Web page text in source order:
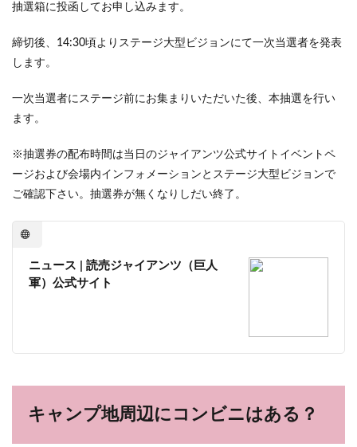
抽選箱に投函してお申し込みます。
締切後、14:30頃よりステージ大型ビジョンにて一次当選者を発表
します。
一次当選者にステージ前にお集まりいただいた後、本抽選を行い
ます。
※抽選券の配布時間は当日のジャイアンツ公式サイトイベントペ
ージおよび会場内インフォメーションとステージ大型ビジョンで
ご確認下さい。抽選券が無くなりしだい終了。
ニュース | 読売ジャイアンツ（巨人
軍）公式サイト
キャンプ地周辺にコンビニはある？